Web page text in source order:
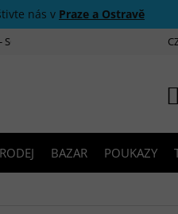
nás v Praze a Ostravě
BAZAR POUKAZY